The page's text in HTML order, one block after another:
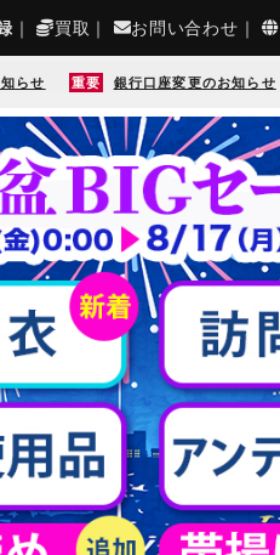
｜ 買取 ｜ お問い合わせ ｜
らせ 重要 銀行口座変更のお知らせ